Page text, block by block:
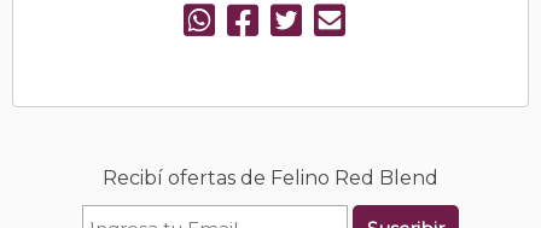
Recibí ofertas de Felino Red Blend